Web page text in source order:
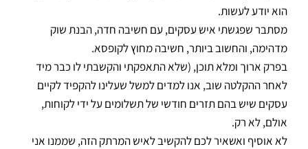
הוא יודע לעשות.
מסתבר שפגשתי איש עסקים, עם חשיבה חדה, הבנת שוק
מדהימה, והחשוב ביותר, חשיבה מחוץ לקופסא.
בפרק ארוך ומלא תוכן, (שלא התאפקתי והקשבתי לו כבר מיד
לאחר ההקלטה שוב, אנו למדים למשל שעלינו להקפיד לקיים
עסקים שיש בהם תזרים חודשי של תשלומים על ידי לקוחות,
אולם, לא רק.
לא אוסיף ואשאיר לכם להקשיב לאיש המרתק הזה, שממנו אני